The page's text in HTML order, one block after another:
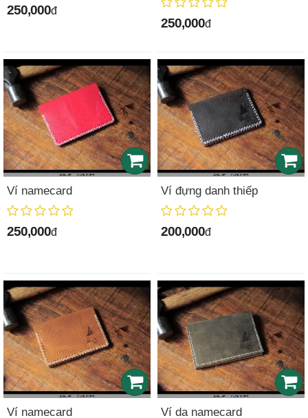
250,000đ
250,000đ
Ví namecard
250,000đ
Ví đựng danh thiếp
200,000đ
Ví namecard Ví da namecard